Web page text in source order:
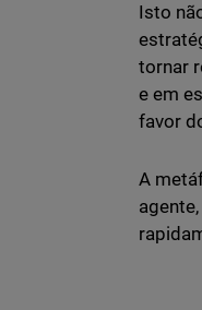
Isto
tornar
e em
favor
A